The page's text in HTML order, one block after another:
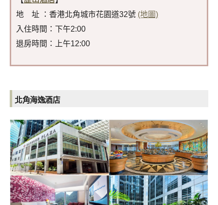
地 址 ：香港北角城市花園道32號 (地圖)
入住時間：下午2:00
退房時間：上午12:00
北角海逸酒店